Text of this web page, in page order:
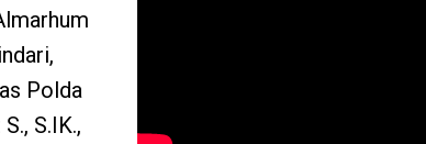
Polda
S.IK.,